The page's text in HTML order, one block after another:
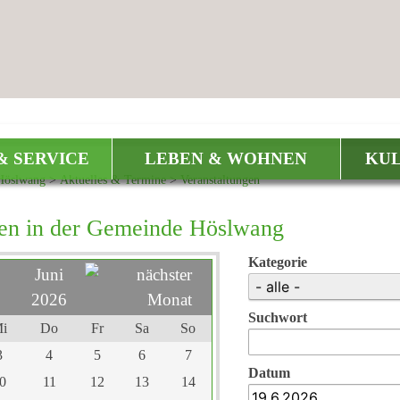
SERVICE LEBEN & WOHNEN
>Aktuelles & Termine>Veranstaltungen
in der Gemeinde Höslwang
Juni
2026
Do Fr Sa
So
4 5 6
7
11 12 13
14
Kategorie
Suchwort
Datum